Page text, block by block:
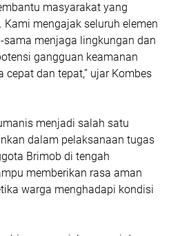
masyarakat yang
mengajak seluruh elemen
menjaga lingkungan dan
gangguan keamanan
dan tepat,” ujar Kombes
menjadi salah satu
dalam pelaksanaan tugas
Brimob di tengah
memberikan rasa aman
warga menghadapi kondisi